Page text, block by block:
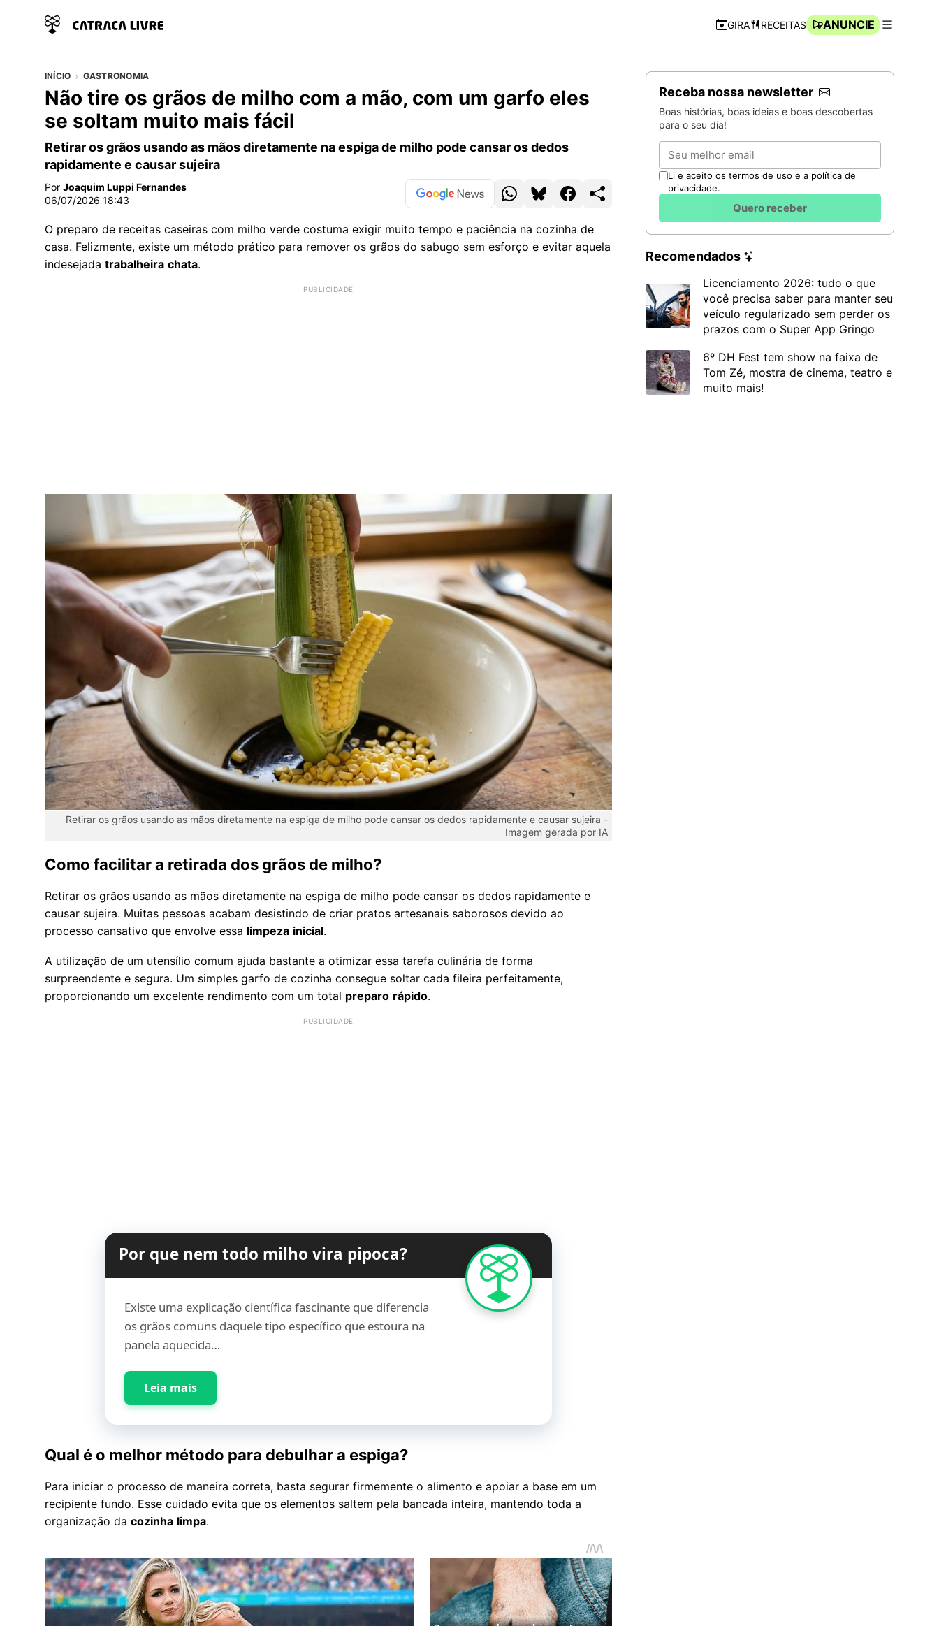
Navegação Rápida
GIRA RECEITAS
ANUNCIE
INÍCIO GASTRONOMIA
Não tire os grãos de milho com a mão, com um garfo eles
se soltam muito mais fácil
Retirar os grãos usando as mãos diretamente na espiga de milho pode cansar os dedos
rapidamente e causar sujeira
Por Joaquim Luppi Fernandes
06/07/2026 18:43
O preparo de receitas caseiras com milho verde costuma exigir muito tempo e paciência na cozinha de
casa. Felizmente, existe um método prático para remover os grãos do sabugo sem esforço e evitar aquela
indesejada trabalheira chata.
Retirar os grãos usando as mãos diretamente na espiga de milho pode cansar os dedos rapidamente e causar sujeira -
Imagem gerada por IA
Como facilitar a retirada dos grãos de milho?
Retirar os grãos usando as mãos diretamente na espiga de milho pode cansar os dedos rapidamente e
causar sujeira. Muitas pessoas acabam desistindo de criar pratos artesanais saborosos devido ao
processo cansativo que envolve essa limpeza inicial.
A utilização de um utensílio comum ajuda bastante a otimizar essa tarefa culinária de forma
surpreendente e segura. Um simples garfo de cozinha consegue soltar cada fileira perfeitamente,
proporcionando um excelente rendimento com um total preparo rápido.
Por que nem todo milho vira pipoca?
Existe uma explicação científica fascinante que diferencia
os grãos comuns daquele tipo específico que estoura na
panela aquecida…
Leia mais
Qual é o melhor método para debulhar a espiga?
Para iniciar o processo de maneira correta, basta segurar firmemente o alimento e apoiar a base em um
recipiente fundo. Esse cuidado evita que os elementos saltem pela bancada inteira, mantendo toda a
organização da cozinha limpa.
Receba nossa newsletter
Boas histórias, boas ideias e boas descobertas
para o seu dia!
Email
Li e aceito os termos de uso e a política de
privacidade.
Quero receber
Recomendados
Licenciamento 2026: tudo o que
você precisa saber para manter seu
veículo regularizado sem perder os
prazos com o Super App Gringo
6º DH Fest tem show na faixa de
Tom Zé, mostra de cinema, teatro e
muito mais!